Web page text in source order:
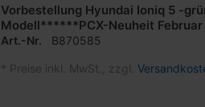
Vorbestellung Hyundai Ioniq 5 -
Modell******PCX-Neuheit
Art.-Nr. B870585
* Preise inkl. MwSt., zzgl.